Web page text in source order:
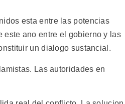
esta entre las potencias
este ano entre el gobierno y las
un dialogo sustancial.
Las autoridades en